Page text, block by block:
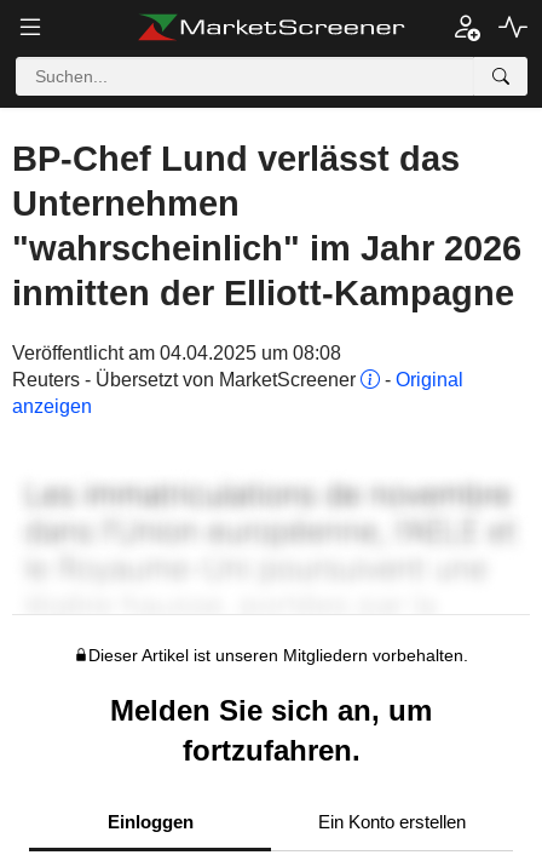
BP-Chef Lund verlässt das
Unternehmen
"wahrscheinlich" im Jahr 2026
inmitten der Elliott-Kampagne
Veröffentlicht am 04.04.2025 um 08:08
Reuters - Übersetzt von MarketScreener
- Original
anzeigen
Dieser Artikel ist unseren Mitgliedern vorbehalten.
Melden Sie sich an, um
fortzufahren.
Einloggen Ein Konto erstellen